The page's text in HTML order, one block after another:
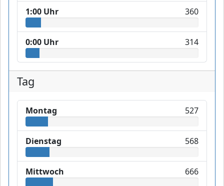
1:00 Uhr 360
0:00 Uhr 314
Tag
Montag 527
Dienstag 568
Mittwoch 666